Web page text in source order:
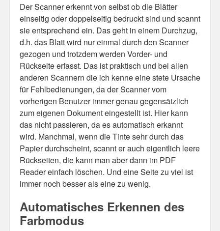
Der Scanner erkennt von selbst ob die Blätter
einseitig oder doppelseitig bedruckt sind und scannt
sie entsprechend ein. Das geht in einem Durchzug,
d.h. das Blatt wird nur einmal durch den Scanner
gezogen und trotzdem werden Vorder- und
Rückseite erfasst. Das ist praktisch und bei allen
anderen Scannern die ich kenne eine stete Ursache
für Fehlbedienungen, da der Scanner vom
vorherigen Benutzer immer genau gegensätzlich
zum eigenen Dokument eingestellt ist. Hier kann
das nicht passieren, da es automatisch erkannt
wird. Manchmal, wenn die Tinte sehr durch das
Papier durchscheint, scannt er auch eigentlich leere
Rückseiten, die kann man aber dann im PDF
Reader einfach löschen. Und eine Seite zu viel ist
immer noch besser als eine zu wenig.
Automatisches Erkennen des
Farbmodus